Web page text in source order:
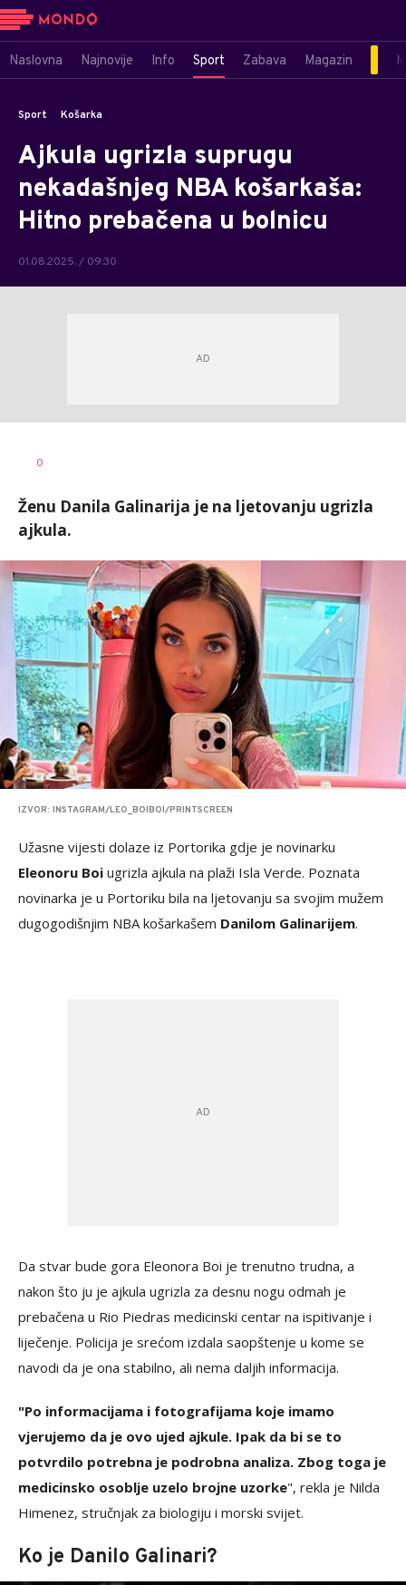
Naslovna Najnovije Info Sport Zabava Magazin
Sport Košarka
Ajkula ugrizla suprugu
nekadašnjeg NBA košarkaša:
Hitno prebačena u bolnicu
01.08.2025. / 09:30
AUTOR
0
Ženu Danila Galinarija je na ljetovanju ugrizla
ajkula.
IZVOR: INSTAGRAM/LEO_BOIBOI/PRINTSCREEN
Užasne vijesti dolaze iz Portorika gdje je novinarku
Eleonoru Boi ugrizla ajkula na plaži Isla Verde. Poznata
novinarka je u Portoriku bila na ljetovanju sa svojim mužem
dugogodišnjim NBA košarkašem Danilom Galinarijem.
Da stvar bude gora Eleonora Boi je trenutno trudna, a
nakon što ju je ajkula ugrizla za desnu nogu odmah je
prebačena u Rio Piedras medicinski centar na ispitivanje i
liječenje. Policija je srećom izdala saopštenje u kome se
navodi da je ona stabilno, ali nema daljih informacija.
"Po informacijama i fotografijama koje imamo
vjerujemo da je ovo ujed ajkule. Ipak da bi se to
potvrdilo potrebna je podrobna analiza. Zbog toga je
medicinsko osoblje uzelo brojne uzorke", rekla je Nilda
Himenez, stručnjak za biologiju i morski svijet.
Ko je Danilo Galinari?